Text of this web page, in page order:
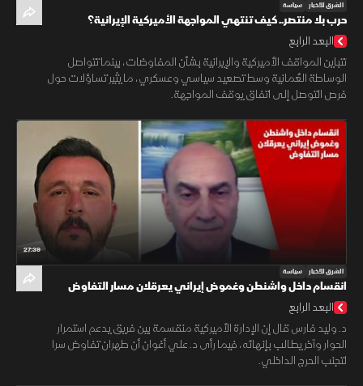
الشرق للأخبار سياسة
حرب بلا منتصر.. كيف تنتهي المواجهة الأميركية الإيرانية؟
البعد الرابع
تتباين المواقف الأميركية والإيرانية بشأن المفاوضات، بينما تتواصل
الوساطة العُمانية وسط تصعيد سياسي وعسكري، ما يثير تساؤلات حول
فرص التوصل إلى اتفاق يوقف المواجهة.
27:39
الشرق للأخبار سياسة
انقسام داخل واشنطن وغموض إيراني يعرقلان مسار التفاوض
البعد الرابع
د. وليد فارس قال إن الإدارة الأميركية منقسمة بين فريق يدعم استمرار
الحوار وآخر يطالب بإنهائه، فيما رأى د. علي أغوان أن طهران تفاوض سرا
لتجنب الحرج الداخلي.